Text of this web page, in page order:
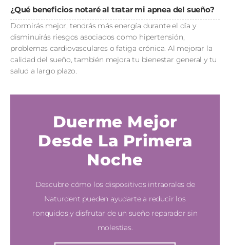
¿Qué beneficios notaré al tratar mi apnea del sueño?
Dormirás mejor, tendrás más energía durante el día y
disminuirás riesgos asociados como hipertensión,
problemas cardiovasculares o fatiga crónica. Al mejorar la
calidad del sueño, también mejora tu bienestar general y tu
salud a largo plazo.
Duerme Mejor
Desde La Primera
Noche
Descubre cómo los dispositivos intraorales de
Naturdent pueden ayudarte a reducir los
ronquidos y disfrutar de un sueño reparador sin
molestias.